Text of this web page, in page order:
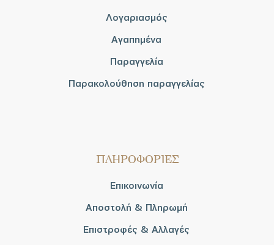
Λογαριασμός
Αγαπημένα
Παραγγελία
Παρακολούθηση παραγγελίας
ΠΛΗΡΟΦΟΡΙΕΣ
Επικοινωνία
Αποστολή & Πληρωμή
Επιστροφές & Αλλαγές